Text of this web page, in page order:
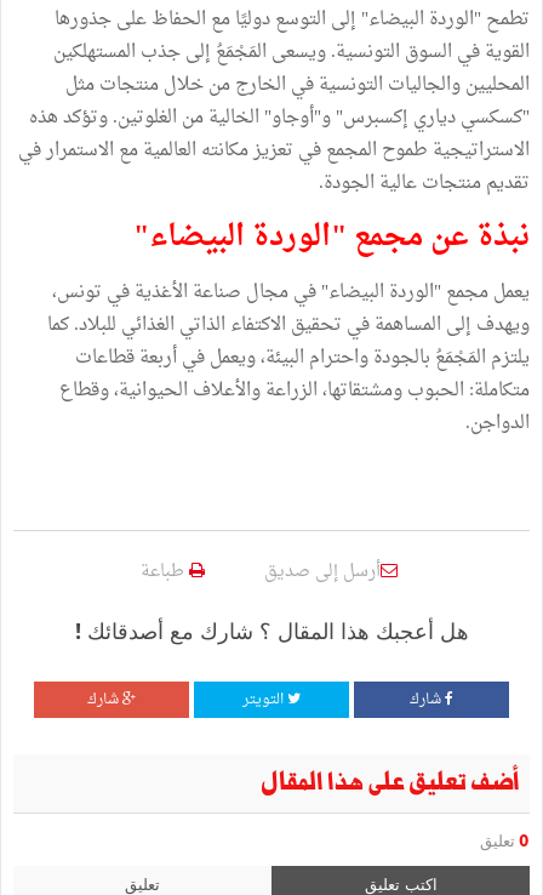
تطمح "الوردة البيضاء" إلى التوسع دوليًا مع الحفاظ على جذورها
القوية في السوق التونسية. ويسعى المَجْمَعُ إلى جذب المستهلكين
المحليين والجاليات التونسية في الخارج من خلال منتجات مثل
"كسكسي دياري إكسبرس" و"أوجاو" الخالية من الغلوتين. وتؤكد هذه
الاستراتيجية طموح المجمع في تعزيز مكانته العالمية مع الاستمرار في
تقديم منتجات عالية الجودة.
نبذة عن مجمع "الوردة البيضاء"
يعمل مجمع "الوردة البيضاء" في مجال صناعة الأغذية في تونس،
ويهدف إلى المساهمة في تحقيق الاكتفاء الذاتي الغذائي للبلاد. كما
يلتزم المَجْمَعُ بالجودة واحترام البيئة، ويعمل في أربعة قطاعات
متكاملة: الحبوب ومشتقاتها، الزراعة والأعلاف الحيوانية، وقطاع
الدواجن.
أرسل إلى صديق طباعة
هل أعجبك هذا المقال ؟ شارك مع أصدقائك !
شارك التويتر شارك
أضف تعليق على هذا المقال
0 تعليق
اكتب تعليق تعليق